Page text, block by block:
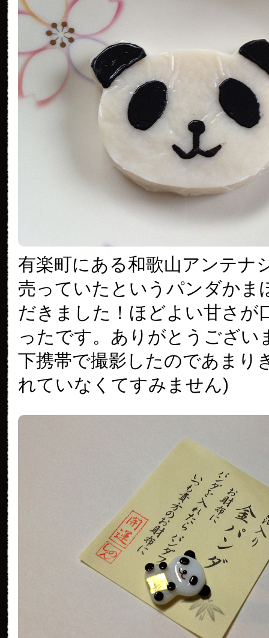
有楽町にある和歌山アンテナ
売っていたというパンダかま
だきました！ほどよい甘さが
ったです。ありがとうござい
下携帯で撮影したのであまり
れていなくてすみません)